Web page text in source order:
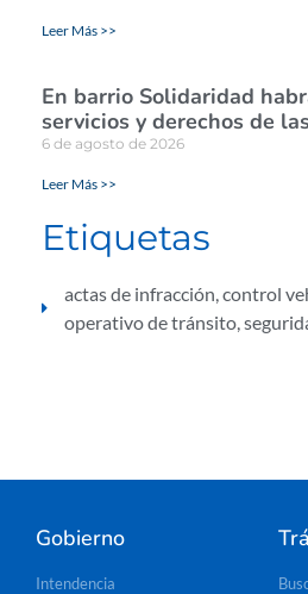
Leer Más >>
En barrio Solidaridad
servicios y derechos de
6 de agosto de 2026
Leer Más >>
Etiquetas
actas de infracción,control
operativo de tránsito,
Gobierno
Intendencia